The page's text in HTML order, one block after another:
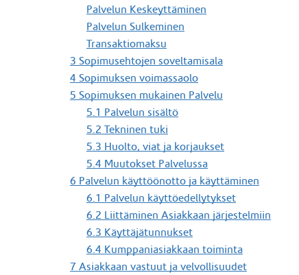
Palvelun Keskeyttäminen
Palvelun Sulkeminen
Transaktiomaksu
3 Sopimusehtojen soveltamisala
4 Sopimuksen voimassaolo
5 Sopimuksen mukainen Palvelu
5.1 Palvelun sisältö
5.2 Tekninen tuki
5.3 Huolto, viat ja korjaukset
5.4 Muutokset Palvelussa
6 Palvelun käyttöönotto ja käyttäminen
6.1 Palvelun käyttöedellytykset
6.2 Liittäminen Asiakkaan järjestelmiin
6.3 Käyttäjätunnukset
6.4 Kumppaniasiakkaan toiminta
7 Asiakkaan vastuut ja velvollisuudet